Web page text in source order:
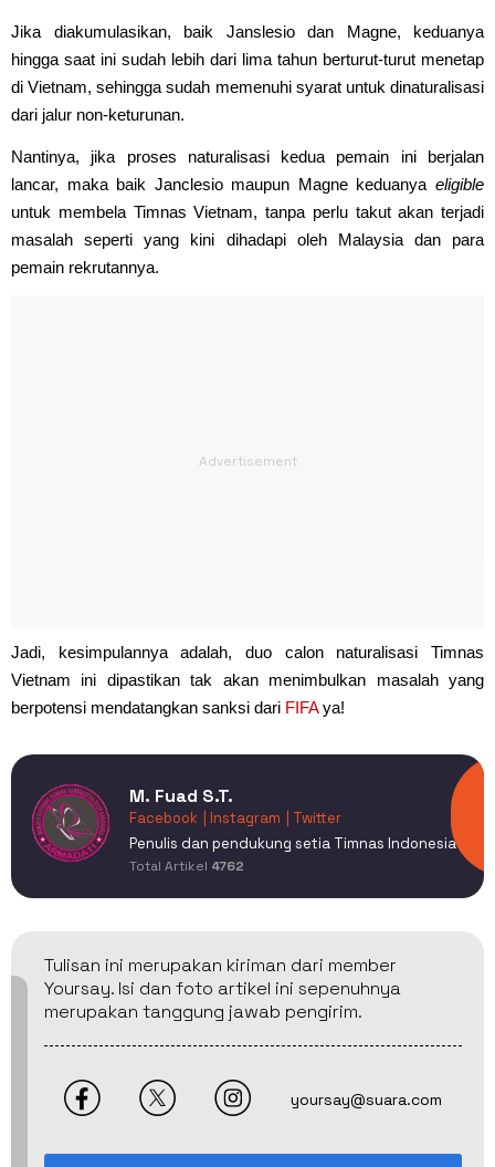
Jika diakumulasikan, baik Janslesio dan Magne, keduanya
hingga saat ini sudah lebih dari lima tahun berturut-turut menetap
di Vietnam, sehingga sudah memenuhi syarat untuk dinaturalisasi
dari jalur non-keturunan.
Nantinya, jika proses naturalisasi kedua pemain ini berjalan
lancar, maka baik Janclesio maupun Magne keduanya eligible
untuk membela Timnas Vietnam, tanpa perlu takut akan terjadi
masalah seperti yang kini dihadapi oleh Malaysia dan para
pemain rekrutannya.
Jadi, kesimpulannya adalah, duo calon naturalisasi Timnas
Vietnam ini dipastikan tak akan menimbulkan masalah yang
berpotensi mendatangkan sanksi dari FIFAya!
M. Fuad S.T.
Facebook | Instagram
| Twitter
Penulis dan pendukung setia Timnas Indonesia
Total Artikel 4762
Tulisan ini merupakan kiriman dari member
Yoursay. Isi dan foto artikel ini sepenuhnya
merupakan tanggung jawab pengirim.
yoursay@suara.com